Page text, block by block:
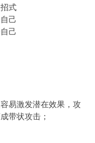
式
己
己
易激发潜在效果，攻
带状攻击；